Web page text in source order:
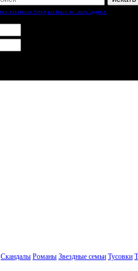
Скандалы Романы Звездные семьи Тусовки